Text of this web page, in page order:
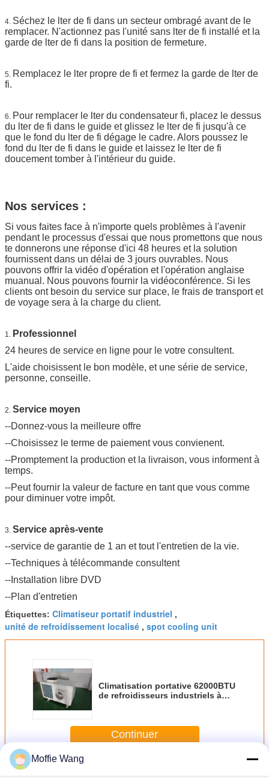
4. Séchez le lter de fi dans un secteur ombragé avant de le
remplacer. N'actionnez pas l'unité sans lter de fi installé et la
garde de lter de fi dans la position de fermeture.
5.
Remplacez le lter propre de fi et fermez la garde de lter de
fi.
6.
Pour remplacer le lter du condensateur fi, placez le dessus
du lter de fi dans le guide et glissez le lter de fi jusqu'à ce
que le fond du lter de fi dégage le cadre. Alors poussez le
fond du lter de fi dans le guide et laissez le lter de fi
doucement tomber à l'intérieur du guide.
Nos services :
Si vous faites face à n'importe quels problèmes à l'avenir
pendant le processus d'essai que nous promettons que nous
te donnerons une réponse d'ici 48 heures et la solution
fournissent dans un délai de 3 jours ouvrables. Nous
pouvons offrir la vidéo d'opération et l'opération anglaise
muanual. Nous pouvons fournir la vidéoconférence. Si les
clients ont besoin du service sur place, le frais de transport et
de voyage sera à la charge du client.
1.
Professionnel
24 heures de service en ligne pour le votre consultent.
L'aide choisissent le bon modèle, et une série de service,
personne, conseille.
2. Service moyen
--Donnez-vous la meilleure offre
--Choisissez le terme de paiement vous convienent.
--Promptement la production et la livraison, vous informent à
temps.
--Peut fournir la valeur de facture en tant que vous comme
pour diminuer votre impôt.
3. Service après-vente
--service de garantie de 1 an et tout l'entretien de la vie.
--Techniques à télécommande consultent
--Installation libre DVD
--Plan d'entretien
Étiquettes: Climatiseur portatif industriel ,
unité de refroidissement localisé , spot cooling unit
Climatisation portative 62000BTU
de refroidisseurs industriels à
Continuer
PlusRefroidisseurs industriels de tache
Moffie Wang